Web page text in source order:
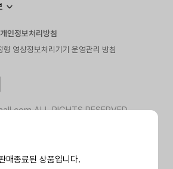
매종료된 상품입니다.
개인정보처리방침
형 영상정보처리기기 운영관리 방침
ALL RIGHTS RESERVED